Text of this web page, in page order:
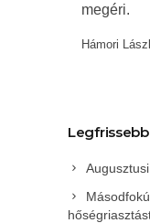
megéri.
Hámori